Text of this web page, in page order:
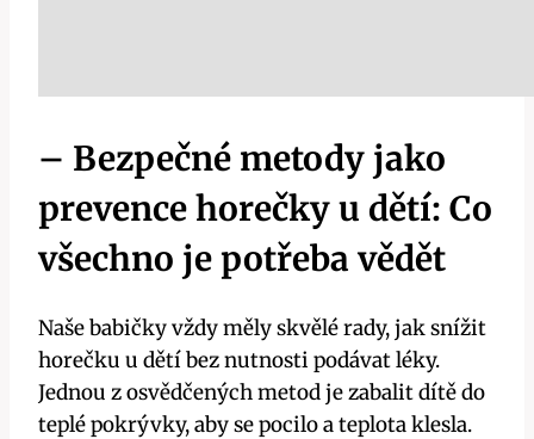
– Bezpečné metody jako
prevence horečky u dětí: Co
všechno je potřeba vědět
Naše babičky vždy ⁢měly skvělé rady, jak snížit
⁢horečku u ​dětí bez nutnosti podávat ⁤léky.‍
Jednou z osvědčených metod‌ je zabalit⁣ dítě⁢ do
teplé pokrývky, aby se ‌pocilo a teplota⁤ klesla.